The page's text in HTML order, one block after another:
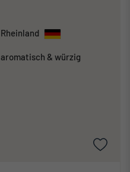
Rheinland
aromatisch & würzig